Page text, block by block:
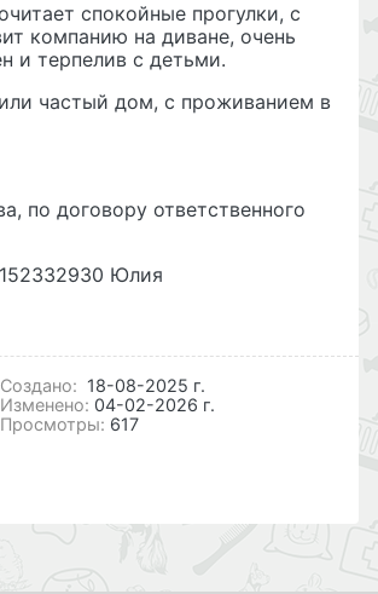
спокойные прогулки, с
компанию на диване, очень
и терпелив с детьми.
частый дом, с проживанием в
по договору ответственного
Юлия
Cоздано: 18-08-2025 г.
Изменено:04-02-2026 г.
Просмотры: 617